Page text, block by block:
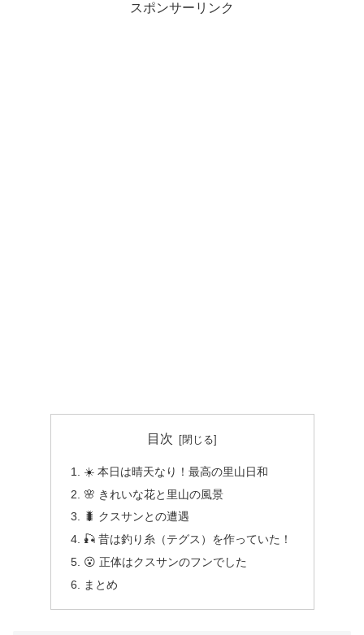
スポンサーリンク
目次
☀️ 本日は晴天なり！最高の里山日和
🌸 きれいな花と里山の風景
🐛 クスサンとの遭遇
🎣 昔は釣り糸（テグス）を作っていた！
😮 正体はクスサンのフンでした
まとめ